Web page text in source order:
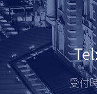
受付